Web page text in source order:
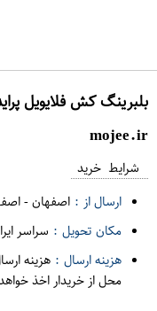
بلبرینگ کش فلایویل
mojee.ir
شرایط خرید
ارسال از : اصفهان-
مکان تحویل : سراسر
هزینه ارسال : هزینه
محل از خریدار اخذ